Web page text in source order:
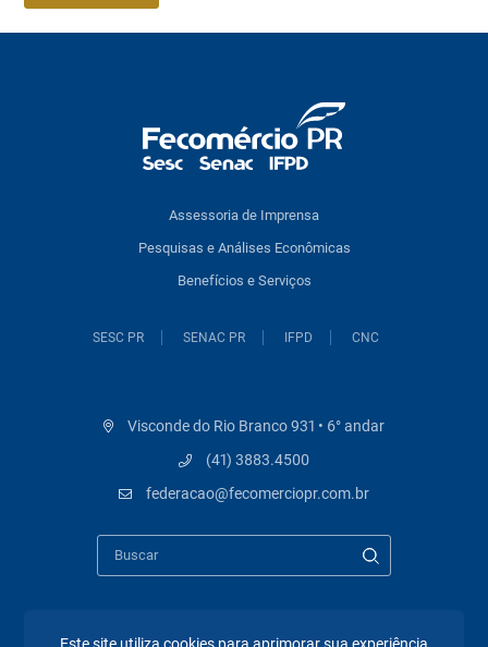
Assessoria de Imprensa
Pesquisas e Análises Econômicas
Benefícios e Serviços
SESC PR SENAC PR IFPD CNC
Visconde do Rio Branco 931 • 6° andar
(41) 3883.4500
federacao@fecomerciopr.com.br
Este site utiliza cookies para aprimorar sua experiência